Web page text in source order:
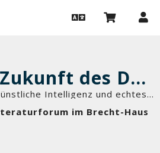
KI und die Zukunft des Denkens
Mit Christian Uhle (»Künstliche Intelligenz und echtes Leben«) und Volker Ißbrücker
im Brecht-Haus